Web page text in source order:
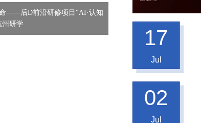
——后D前沿研修项目“AI·认知
州研学
17
Jul
02
Jul